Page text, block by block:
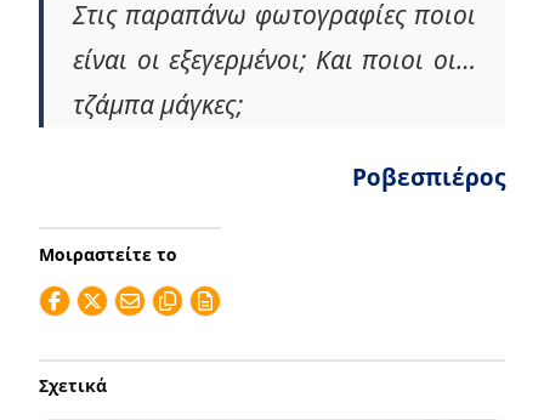
Στις παραπάνω φωτογραφίες ποιοι
είναι οι εξεγερμένοι; Και ποιοι οι…
τζάμπα μάγκες;
Ροβεσπιέρος
Μοιραστείτε το
Σχετικά